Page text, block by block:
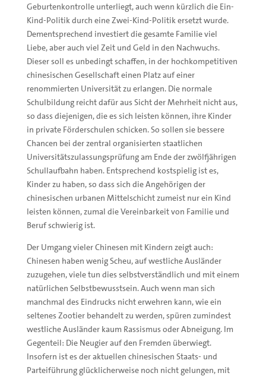
Geburtenkontrolle unterliegt, auch wenn kürzlich die Ein-
Kind-Politik durch eine Zwei-Kind-Politik ersetzt wurde.
Dementsprechend investiert die gesamte Familie viel
Liebe, aber auch viel Zeit und Geld in den Nachwuchs.
Dieser soll es unbedingt schaffen, in der hochkompetitiven
chinesischen Gesellschaft einen Platz auf einer
renommierten Universität zu erlangen. Die normale
Schulbildung reicht dafür aus Sicht der Mehrheit nicht aus,
so dass diejenigen, die es sich leisten können, ihre Kinder
in private Förderschulen schicken. So sollen sie bessere
Chancen bei der zentral organisierten staatlichen
Universitätszulassungsprüfung am Ende der zwölfjährigen
Schullaufbahn haben. Entsprechend kostspielig ist es,
Kinder zu haben, so dass sich die Angehörigen der
chinesischen urbanen Mittelschicht zumeist nur ein Kind
leisten können, zumal die Vereinbarkeit von Familie und
Beruf schwierig ist.
Der Umgang vieler Chinesen mit Kindern zeigt auch:
Chinesen haben wenig Scheu, auf westliche Ausländer
zuzugehen, viele tun dies selbstverständlich und mit einem
natürlichen Selbstbewusstsein. Auch wenn man sich
manchmal des Eindrucks nicht erwehren kann, wie ein
seltenes Zootier behandelt zu werden, spüren zumindest
westliche Ausländer kaum Rassismus oder Abneigung. Im
Gegenteil: Die Neugier auf den Fremden überwiegt.
Insofern ist es der aktuellen chinesischen Staats- und
Parteiführung glücklicherweise noch nicht gelungen, mit